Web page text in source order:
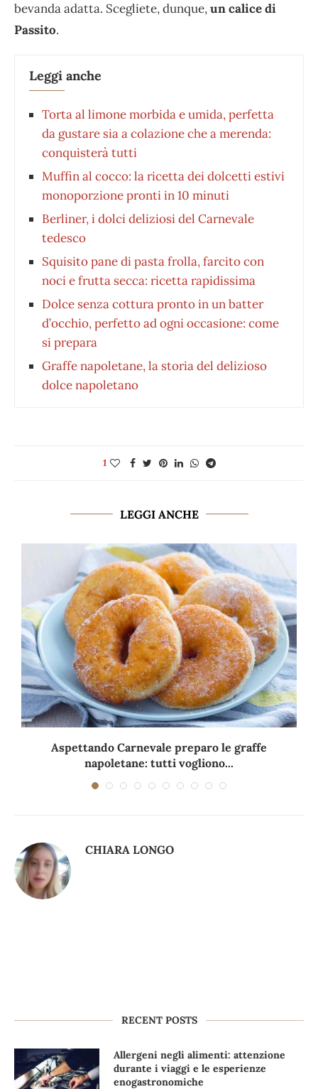
bevanda adatta. Scegliete, dunque,un calice di
Passito.
Leggi anche
Torta al limone morbida e umida, perfetta
da gustare sia a colazione che a merenda:
conquisterà tutti
Muffin al cocco: la ricetta dei dolcetti estivi
monoporzione pronti in 10 minuti
Berliner, i dolci deliziosi del Carnevale
tedesco
Squisito pane di pasta frolla, farcito con
noci e frutta secca: ricetta rapidissima
Dolce senza cottura pronto in un batter
d’occhio, perfetto ad ogni occasione: come
si prepara
Graffe napoletane, la storia del delizioso
dolce napoletano
1
LEGGI ANCHE
Aspettando Carnevale preparo le graffe
napoletane: tutti vogliono...
CHIARA LONGO
RECENT POSTS
Allergeni negli alimenti: attenzione
durante i viaggi e le esperienze
enogastronomiche